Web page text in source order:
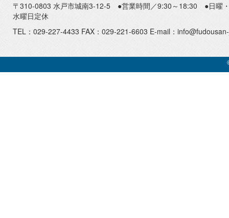
〒310-0803 水戸市城南3-12-5 ●営業時間／9:30～18:30 ●日曜
水曜日定休
TEL：029-227-4433 FAX：029-221-6603 E-mail：